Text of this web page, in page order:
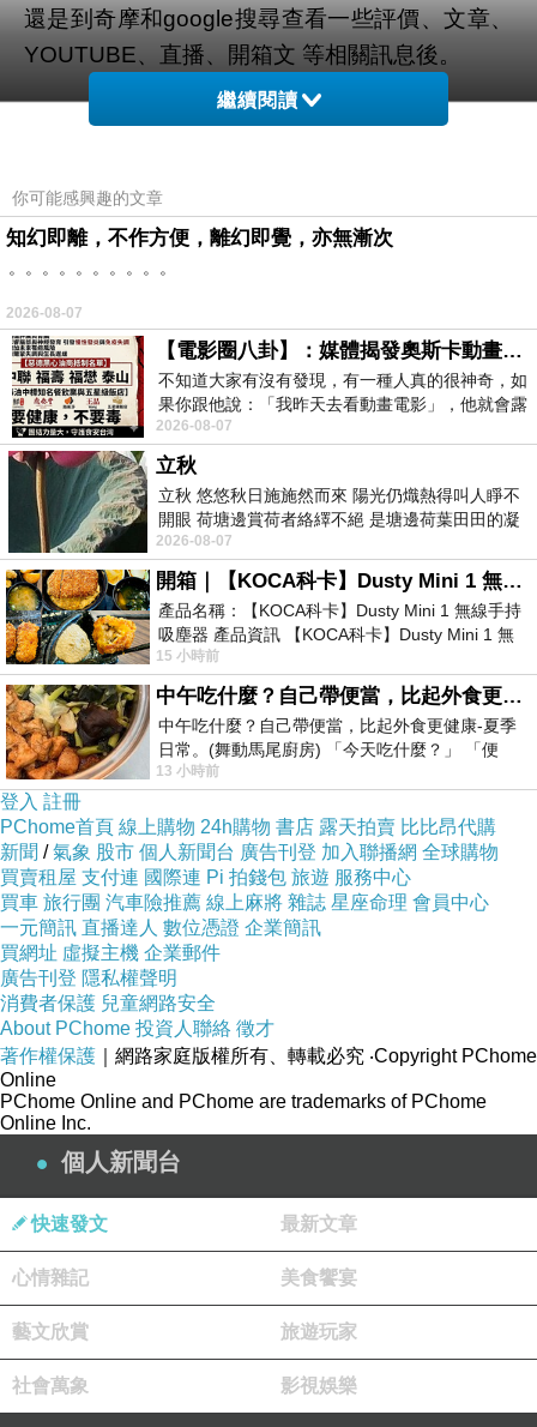
還是到奇摩和google搜尋查看一些評價、文章、
YOUTUBE、直播、開箱文 等相關訊息後。
幫您整理出來在momo購物網最划算啦。
有需要的網友們可以點擊下面按鈕即可獲得最新
的優惠折扣喔！
=>點此取得優惠<=
加贈原廠電池1顆(市價500元)共兩顆原廠電池
影片後段手機操控為F16plus
購買原廠WIFI攝像頭組可升級FPV 升級手機操
作影像即時傳輸款
繼續閱讀
你可能感興趣的文章
知幻即離，不作方便，離幻即覺，亦無漸次
。。。。。。。。。。
2026-08-07
【電影圈八卦】：媒體揭發奧斯卡動畫項目投票醜聞！好萊塢為什麼看不起動畫電影？
不知道大家有沒有發現，有一種人真的很神奇，如
果你跟他說：「我昨天去看動畫電影」，他就會露
出一種慈祥的微笑，然後問你是不是陪小
2026-08-07
立秋
立秋 悠悠秋日施施然而來 陽光仍熾熱得叫人睜不
開眼 荷塘邊賞荷者絡繹不絕 是塘邊荷葉田田的凝
望 風中飄逸的是映日荷花別樣紅
2026-08-07
開箱｜【KOCA科卡】Dusty Mini 1 無線手持吸塵器
產品名稱：【KOCA科卡】Dusty Mini 1 無線手持
吸塵器 產品資訊 【KOCA科卡】Dusty Mini 1 無
線手持吸塵器評語： 能吸、能吹兼具兩
15 小時前
中午吃什麼？自己帶便當，比起外食更健康-夏季日常。(舞動馬尾廚房)
中午吃什麼？自己帶便當，比起外食更健康-夏季
日常。(舞動馬尾廚房) 「今天吃什麼？」 「便
當？麵？還是炒飯？」 每天都在選擇
13 小時前
登入 註冊
PChome首頁 線上購物 24h購物 書店 露天拍賣 比比昂代購
新聞 /氣象 股市 個人新聞台 廣告刊登 加入聯播網 全球購物
買賣租屋 支付連 國際連 Pi 拍錢包 旅遊 服務中心
買車 旅行團 汽車險推薦 線上麻將 雜誌 星座命理 會員中心
一元簡訊 直播達人 數位憑證 企業簡訊
買網址 虛擬主機 企業郵件
廣告刊登 隱私權聲明
消費者保護 兒童網路安全
About PChome 投資人聯絡 徵才
著作權保護 ｜網路家庭版權所有、轉載必究 ‧Copyright PChome
Online
PChome Online and PChome are trademarks of PChome
Online Inc.
個人新聞台
快速發文 最新文章
心情雜記 美食饗宴
藝文欣賞 旅遊玩家
社會萬象 影視娛樂